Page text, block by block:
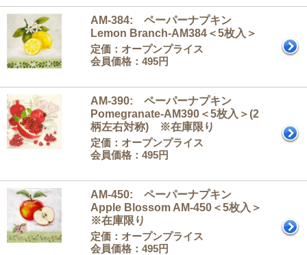
AM-384: ペーパーナプキン
Lemon Branch-AM384＜5枚入＞
定価：オープンプライス
会員価格：495円
AM-390: ペーパーナプキン
Pomegranate-AM390＜5枚入＞(2
柄左右対称) ※在庫限り
定価：オープンプライス
会員価格：495円
AM-450: ペーパーナプキン
Apple Blossom AM-450＜5枚入＞
※在庫限り
定価：オープンプライス
会員価格：495円